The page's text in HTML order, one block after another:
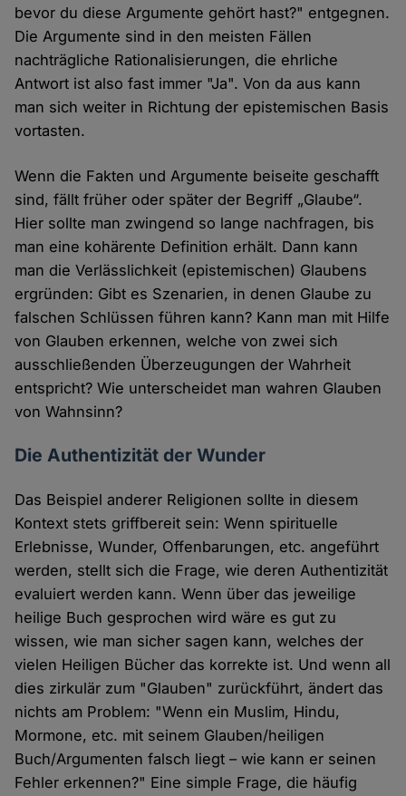
bevor du diese Argumente gehört hast?" entgegnen.
Die Argumente sind in den meisten Fällen
nachträgliche Rationalisierungen, die ehrliche
Antwort ist also fast immer "Ja". Von da aus kann
man sich weiter in Richtung der epistemischen Basis
vortasten.
Wenn die Fakten und Argumente beiseite geschafft
sind, fällt früher oder später der Begriff „Glaube“.
Hier sollte man zwingend so lange nachfragen, bis
man eine kohärente Definition erhält. Dann kann
man die Verlässlichkeit (epistemischen) Glaubens
ergründen: Gibt es Szenarien, in denen Glaube zu
falschen Schlüssen führen kann? Kann man mit Hilfe
von Glauben erkennen, welche von zwei sich
ausschließenden Überzeugungen der Wahrheit
entspricht? Wie unterscheidet man wahren Glauben
von Wahnsinn?
Die Authentizität der Wunder
Das Beispiel anderer Religionen sollte in diesem
Kontext stets griffbereit sein: Wenn spirituelle
Erlebnisse, Wunder, Offenbarungen, etc. angeführt
werden, stellt sich die Frage, wie deren Authentizität
evaluiert werden kann. Wenn über das jeweilige
heilige Buch gesprochen wird wäre es gut zu
wissen, wie man sicher sagen kann, welches der
vielen Heiligen Bücher das korrekte ist. Und wenn all
dies zirkulär zum "Glauben" zurückführt, ändert das
nichts am Problem: "Wenn ein Muslim, Hindu,
Mormone, etc. mit seinem Glauben/heiligen
Buch/Argumenten falsch liegt – wie kann er seinen
Fehler erkennen?" Eine simple Frage, die häufig